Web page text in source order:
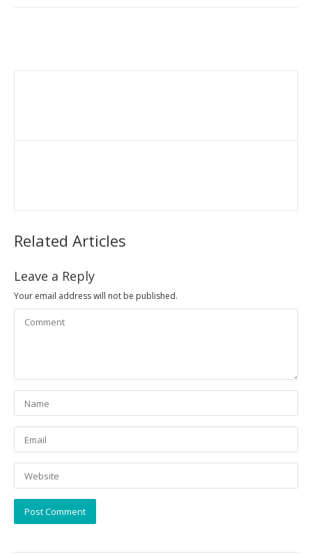
Related Articles
Leave a Reply
Your email address will not be published.